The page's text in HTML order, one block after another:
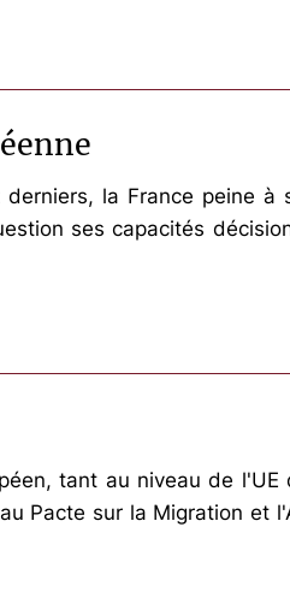
la France peine à
ses capacités
tant au niveau de l'UE
Pacte sur la Migration et